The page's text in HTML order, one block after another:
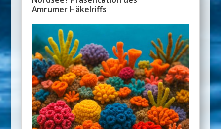
Amrumer Häkelriffs